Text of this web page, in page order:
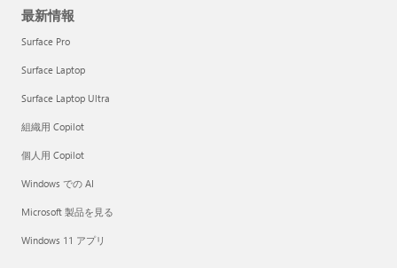
最新情報
Surface Pro
Surface Laptop
Surface Laptop Ultra
組織用 Copilot
個人用 Copilot
Windows での AI
Microsoft 製品を見る
Windows 11 アプリ